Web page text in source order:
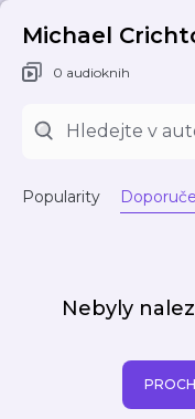
Michael
0 audioknih
Popularity
Nebyly